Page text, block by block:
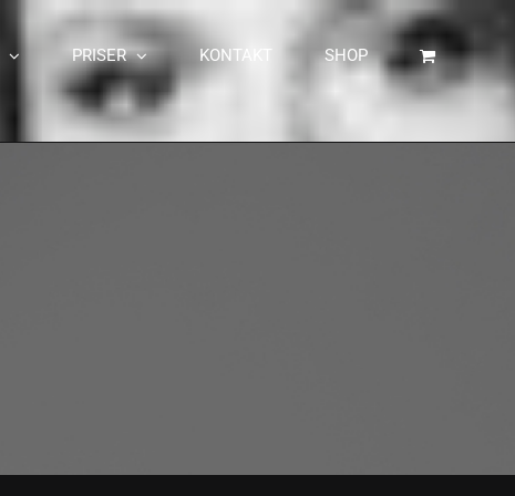
PRISER KONTAKT SHOP